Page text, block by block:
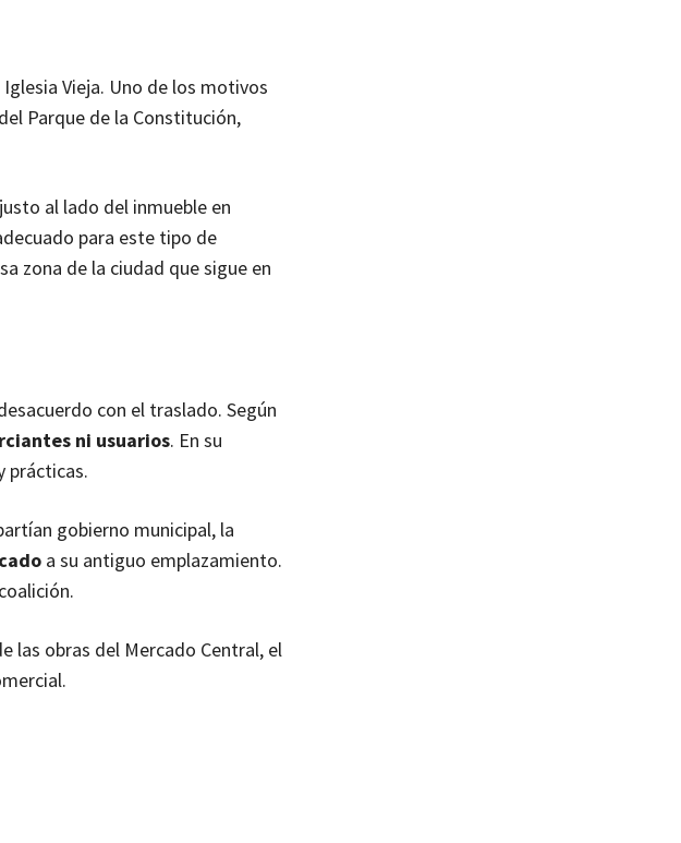
Vieja. Uno de los motivos
Parque de la Constitución,
al lado del inmueble en
para este tipo de
zona de la ciudad que sigue en
con el traslado. Según
ni usuarios. En su
prácticas.
gobierno municipal, la
a su antiguo emplazamiento.
las obras del Mercado Central, el